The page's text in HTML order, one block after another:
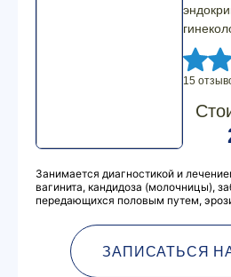
15
Занимается диагностикой и
вагинита, кандидоза (молочницы),
передающихся половым путем,
ЗАПИСАТЬСЯ